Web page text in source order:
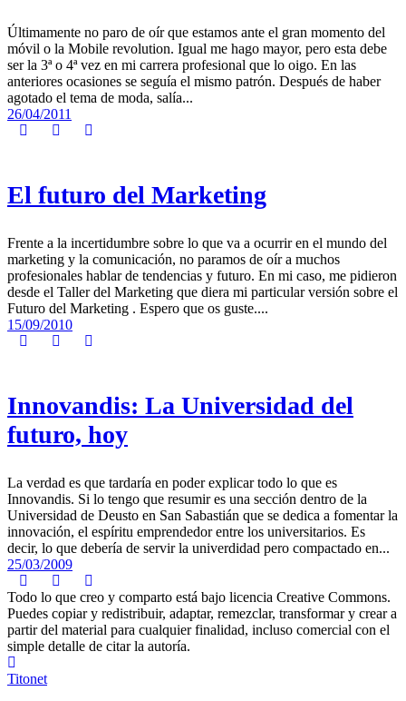
Últimamente no paro de oír que estamos ante el gran momento del
móvil o la Mobile revolution. Igual me hago mayor, pero esta debe
ser la 3ª o 4ª vez en mi carrera profesional que lo oigo. En las
anteriores ocasiones se seguía el mismo patrón. Después de haber
agotado el tema de moda, salía...
26/04/2011
El futuro del Marketing
Frente a la incertidumbre sobre lo que va a ocurrir en el mundo del
marketing y la comunicación, no paramos de oír a muchos
profesionales hablar de tendencias y futuro. En mi caso, me pidieron
desde el Taller del Marketing que diera mi particular versión sobre el
Futuro del Marketing . Espero que os guste....
15/09/2010
Innovandis: La Universidad del
futuro, hoy
La verdad es que tardaría en poder explicar todo lo que es
Innovandis. Si lo tengo que resumir es una sección dentro de la
Universidad de Deusto en San Sabastián que se dedica a fomentar la
innovación, el espíritu emprendedor entre los universitarios. Es
decir, lo que debería de servir la univerdidad pero compactado en...
25/03/2009
Todo lo que creo y comparto está bajo licencia Creative Commons.
Puedes copiar y redistribuir, adaptar, remezclar, transformar y crear a
partir del material para cualquier finalidad, incluso comercial con el
simple detalle de citar la autoría.
Titonet